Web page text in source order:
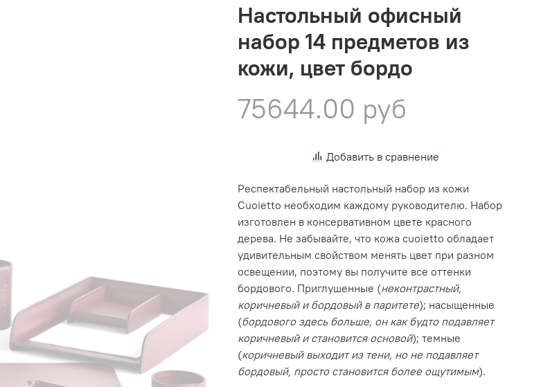
Настольный офисный
набор 14 предметов из
кожи, цвет бордо
75644.00 руб
Добавить в сравнение
Респектабельный настольный набор из кожи
Cuoietto необходим каждому руководителю. Набор
изготовлен в консервативном цвете красного
дерева. Не забывайте, что кожа cuoietto обладает
удивительным свойством менять цвет при разном
освещении, поэтому вы получите все оттенки
бордового. Приглушенные (неконтрастный,
коричневый и бордовый в паритете); насыщенные
(бордового здесь больше, он как будто подавляет
коричневый и становится основой); темные
(коричневый выходит из тени, но не подавляет
бордовый, просто становится более ощутимым).